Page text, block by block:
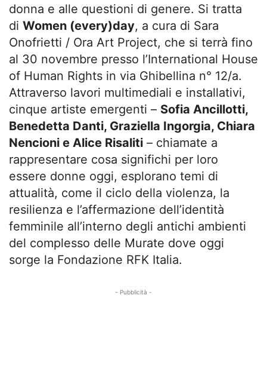
donna e alle questioni di genere. Si tratta
di Women (every)day, a cura di Sara
Onofrietti / Ora Art Project, che si terrà fino
al 30 novembre presso l’International House
of Human Rights in via Ghibellina n° 12/a.
Attraverso lavori multimediali e installativi,
cinque artiste emergenti – Sofia Ancillotti,
Benedetta Danti, Graziella Ingorgia, Chiara
Nencioni e Alice Risaliti – chiamate a
rappresentare cosa significhi per loro
essere donne oggi, esplorano temi di
attualità, come il ciclo della violenza, la
resilienza e l’affermazione dell’identità
femminile all’interno degli antichi ambienti
del complesso delle Murate dove oggi
sorge la Fondazione RFK Italia.
- Pubblicità -